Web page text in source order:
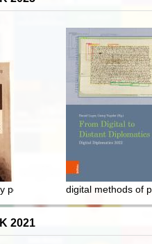
powszechnej. Cz. 1,digital methods of
2021